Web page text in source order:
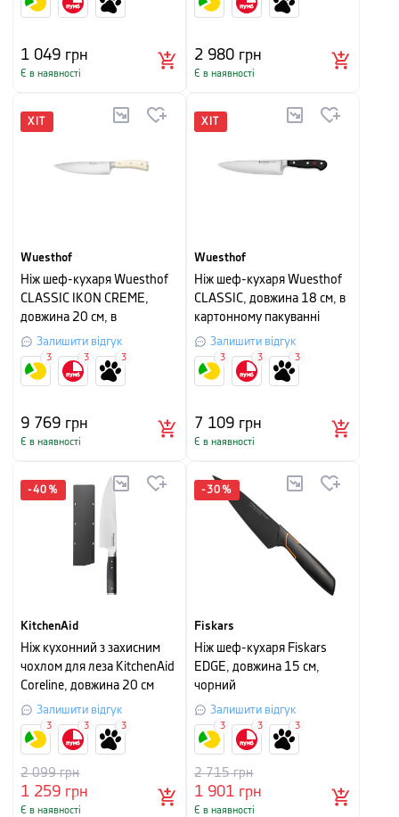
1 049 грн
Є в наявності
2 980 грн
Є в наявності
ХІТ
Wuesthof
Ніж шеф-кухаря Wuesthof
CLASSIC IKON CREME,
довжина 20 см, в
картонному пакуванні
Залишити відгук
9 769 грн
Є в наявності
3 3 3
ХІТ
Wuesthof
Ніж шеф-кухаря Wuesthof
CLASSIC, довжина 18 см, в
картонному пакуванні
Залишити відгук
7 109 грн
Є в наявності
3 3 3
-40 %
KitchenAid
Ніж кухонний з захисним
чохлом для леза KitchenAid
Coreline, довжина 20 см
Залишити відгук
1 259 грн
2 099грн
Є в наявності
3 3 3
-30 %
Fiskars
Ніж шеф-кухаря Fiskars
EDGE, довжина 15 см,
чорний
Залишити відгук
1 901 грн
2 715грн
Є в наявності
3 3 3